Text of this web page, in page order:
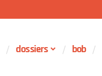
dossiers bob